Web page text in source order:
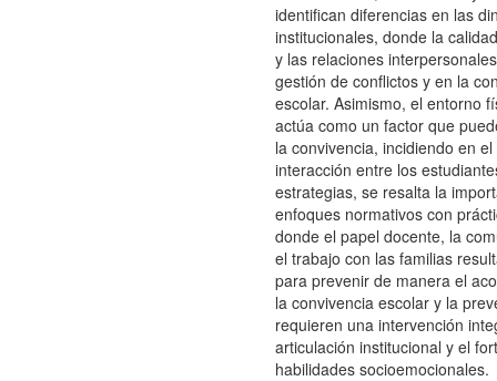
identifican diferencias en las
institucionales, donde la
y las relaciones
gestión de conflictos y en la
escolar. Asimismo, el entorno
actúa como un factor que
la convivencia, incidiendo en
interacción entre los
estrategias, se resalta la
enfoques normativos con
donde el papel docente, la
el trabajo con las familias
para prevenir de manera el
la convivencia escolar y la
requieren una intervención
articulación institucional y el
habilidades socioemocionales.